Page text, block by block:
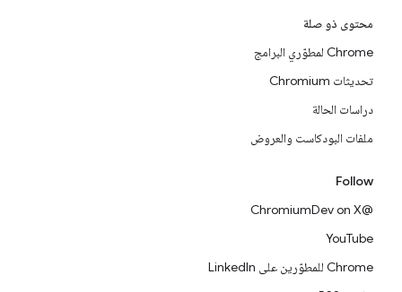
محتوى ذو صلة
Chrome لمطوّري البرامج
تحديثات Chromium
دراسات الحالة
ملفات البودكاست والعروض
Follow
@ChromiumDev on X
YouTube
Chrome للمطوّرين على LinkedIn